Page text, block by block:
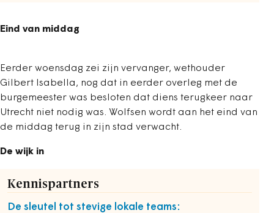
Eind van middag
Eerder woensdag zei zijn vervanger, wethouder
Gilbert Isabella, nog dat in eerder overleg met de
burgemeester was besloten dat diens terugkeer naar
Utrecht niet nodig was. Wolfsen wordt aan het eind van
de middag terug in zijn stad verwacht.
De wijk in
Kennispartners
De sleutel tot stevige lokale teams: